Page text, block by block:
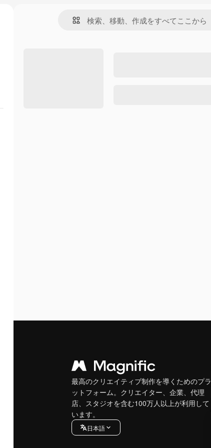
最高のクリエイティブ制作を導くためのプラ
ットフォーム。クリエイター、企業、代理
店、スタジオを含む100万人以上が利用して
います。
日本語